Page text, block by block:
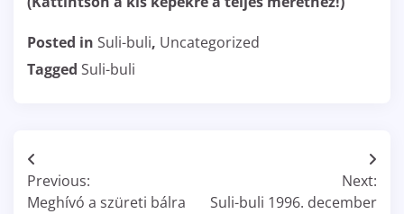
Posted in Suli-buli, Uncategorized
Tagged Suli-buli
Bejegyzés
navigáció
Previous:
Meghívó a szüreti bálra
Next:
Suli-buli 1996. december